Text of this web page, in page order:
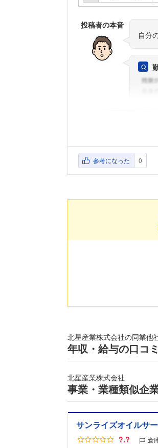
投稿者の本音
自分
参考になった 0
北星産業株式会社の同業他
年収・給与の口コ
北星産業株式会社
事業・業種類似企
サンライズオイルサ
?.? 倉